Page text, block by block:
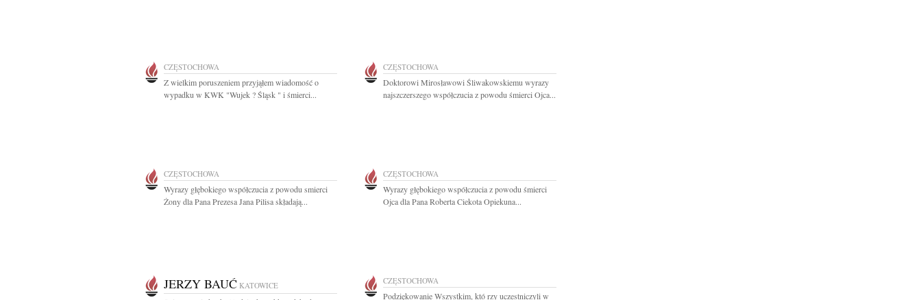
CZĘSTOCHOWA
Z wielkim poruszeniem przyjąłem wiadomość o
wypadku w KWK "Wujek ? Śląsk " i śmierci...
CZĘSTOCHOWA
Doktorowi Mirosławowi Śliwakowskiemu wyrazy
najszczerszego współczucia z powodu śmierci Ojca...
CZĘSTOCHOWA
Wyrazy głębokiego współczucia z powodu smierci
Żony dla Pana Prezesa Jana Pilisa składają...
CZĘSTOCHOWA
Wyrazy głębokiego współczucia z powodu śmierci
Ojca dla Pana Roberta Ciekota Opiekuna...
JERZY BAUĆ KATOWICE CZĘSTOCHOWA
Podziękowanie Wszystkim, któ rzy uczestniczyli w